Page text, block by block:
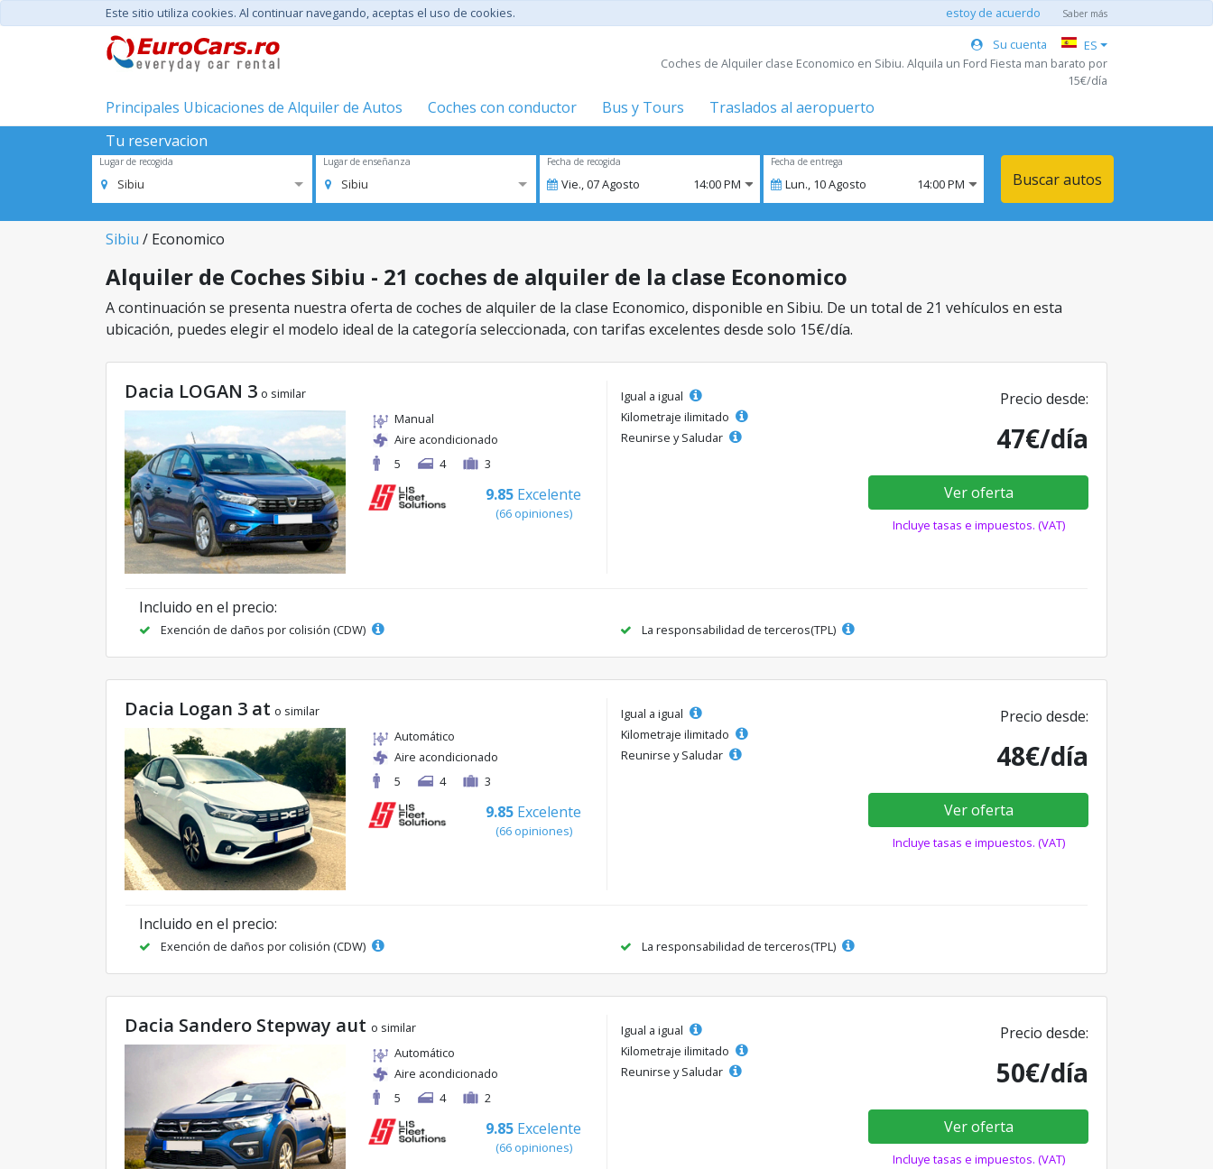
Este sitio utiliza cookies. Al continuar navegando, aceptas el uso de cookies. estoy de acuerdo Saber más
Su cuenta
ES
Coches de Alquiler clase Economico en Sibiu. Alquila un Ford Fiesta man barato por
15€/día
Principales Ubicaciones de Alquiler de Autos Coches con conductor Bus y Tours
Traslados al aeropuerto
Tu reservacion
Lugar de recogida
Sibiu
Lugar de enseñanza
Sibiu
Fecha de recogida
Vie.,07Agosto 14:00 PM
Fecha de entrega
Lun., 10Agosto 14:00 PM Buscar autos
Sibiu / Economico
Alquiler de Coches Sibiu - 21 coches de alquiler de la clase Economico
A continuación se presenta nuestra oferta de coches de alquiler de la clase Economico, disponible en Sibiu. De un total de 21 vehículos en esta
ubicación, puedes elegir el modelo ideal de la categoría seleccionada, con tarifas excelentes desde solo 15€/día.
Dacia LOGAN 3 o similar
Manual
Aire acondicionado
5
4 3
9.85 Excelente
(66 opiniones)
Igual a igual
Kilometraje ilimitado
Reunirse y Saludar
Precio desde:
47€/día
Ver oferta
Incluye tasas e impuestos. (VAT)
Incluido en el precio:
Exención de daños por colisión (CDW) La responsabilidad de terceros(TPL)
Dacia Logan 3 at o similar
Automático
Aire acondicionado
5
4 3
9.85 Excelente
(66 opiniones)
Igual a igual
Kilometraje ilimitado
Reunirse y Saludar
Precio desde:
48€/día
Ver oferta
Incluye tasas e impuestos. (VAT)
Incluido en el precio:
Exención de daños por colisión (CDW) La responsabilidad de terceros(TPL)
Dacia Sandero Stepway aut o similar
Automático
Aire acondicionado
5
4 2
9.85 Excelente
(66 opiniones)
Igual a igual
Kilometraje ilimitado
Reunirse y Saludar
Precio desde:
50€/día
Ver oferta
Incluye tasas e impuestos. (VAT)